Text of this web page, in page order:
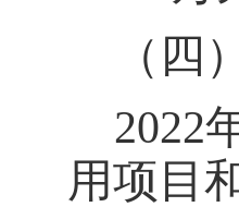
（四
2022
用项目